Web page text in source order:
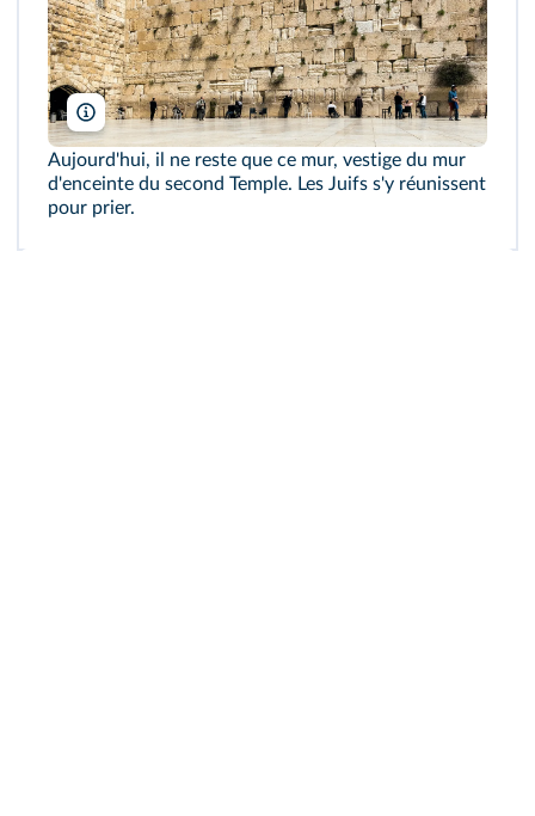
Sheepdog85/Wikimedia
Aujourd'hui, il ne reste que ce mur, vestige du mur
d'enceinte du second Temple. Les Juifs s'y réunissent
pour prier.